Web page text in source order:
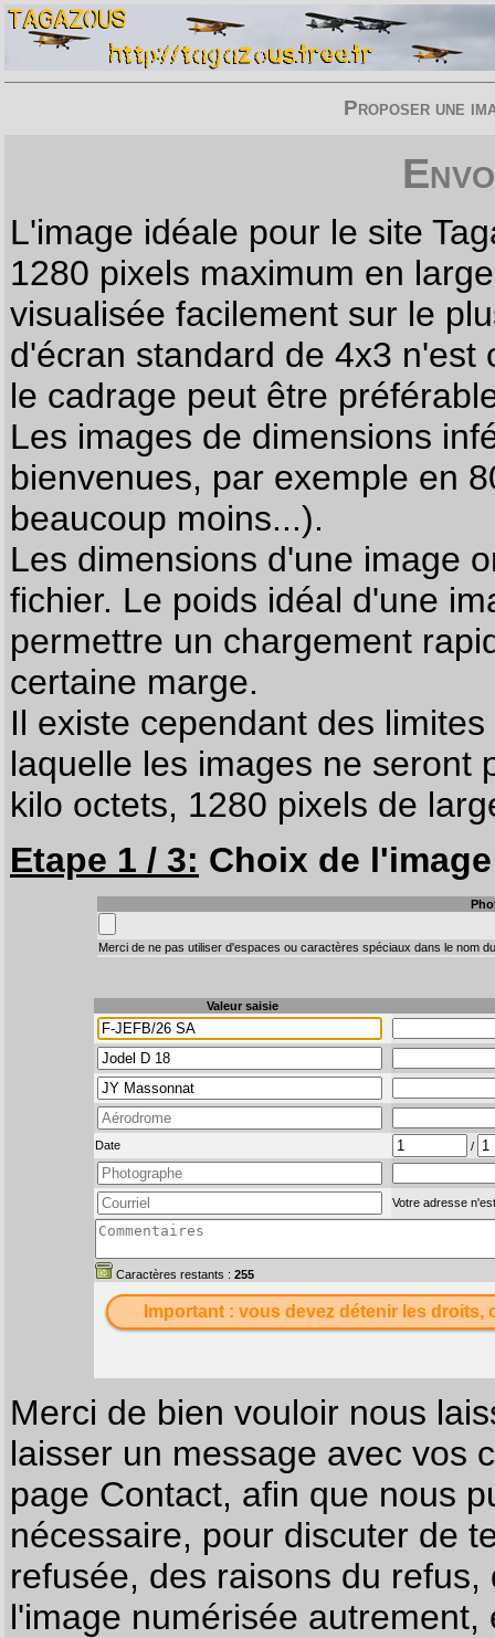
Proposer une
L'image idéale pour le site
1280 pixels maximum en
visualisée facilement sur le
d'écran standard de 4x3
le cadrage peut être
Les images de dimensions
bienvenues, par exemple en
beaucoup moins...).
Les dimensions d'une image
fichier. Le poids idéal d'une
permettre un chargement
certaine marge.
Il existe cependant des
laquelle les images ne seront
kilo octets, 1280 pixels de
Etape 1 / 3: Choix de
Merci de ne pas utiliser d'espaces ou caractères spéciaux dans le nom
Valeur saisie
Date /
Votre adresse
Caractères restants : 255
Important : vous devez détenir les
Merci de bien vouloir nous
laisser un message avec vos
page Contact, afin que nous
nécessaire, pour discuter de
refusée, des raisons du
l'image numérisée autrement,